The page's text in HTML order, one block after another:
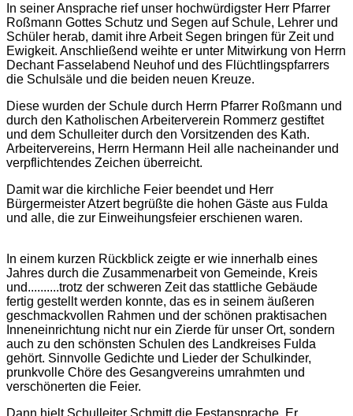
In seiner Ansprache rief unser hochwürdigster Herr Pfarrer
Roßmann Gottes Schutz und Segen auf Schule, Lehrer und
Schüler herab, damit ihre Arbeit Segen bringen für Zeit und
Ewigkeit. Anschließend weihte er unter Mitwirkung von Herrn
Dechant Fasselabend Neuhof und des Flüchtlingspfarrers
die Schulsäle und die beiden neuen Kreuze.
Diese wurden der Schule durch Herrn Pfarrer Roßmann und
durch den Katholischen Arbeiterverein Rommerz gestiftet
und dem Schulleiter durch den Vorsitzenden des Kath.
Arbeitervereins, Herrn Hermann Heil alle nacheinander und
verpflichtendes Zeichen überreicht.
Damit war die kirchliche Feier beendet und Herr
Bürgermeister Atzert begrüßte die hohen Gäste aus Fulda
und alle, die zur Einweihungsfeier erschienen waren.
In einem kurzen Rückblick zeigte er wie innerhalb eines
Jahres durch die Zusammenarbeit von Gemeinde, Kreis
und..........trotz der schweren Zeit das stattliche Gebäude
fertig gestellt werden konnte, das es in seinem äußeren
geschmackvollen Rahmen und der schönen praktisachen
Inneneinrichtung nicht nur ein Zierde für unser Ort, sondern
auch zu den schönsten Schulen des Landkreises Fulda
gehört. Sinnvolle Gedichte und Lieder der Schulkinder,
prunkvolle Chöre des Gesangvereins umrahmten und
verschönerten die Feier.
Dann hielt Schulleiter Schmitt die Festansprache. Er